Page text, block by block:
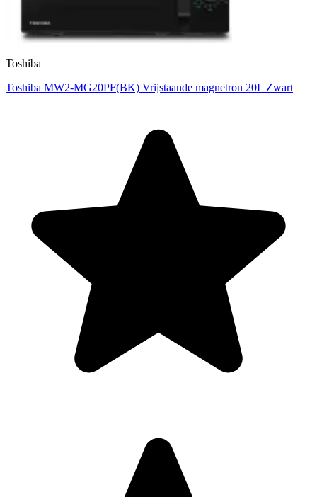
Toshiba
Toshiba MW2-MG20PF(BK) Vrijstaande magnetron 20L Zwart